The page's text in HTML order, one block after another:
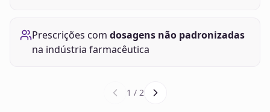
Prescrições com dosagens não padronizadas
na indústria farmacêutica
1 / 2